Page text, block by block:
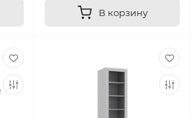
В корзину